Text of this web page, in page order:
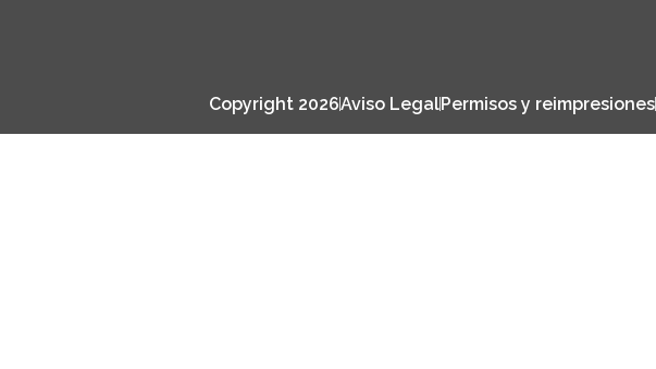
Copyright 2026Aviso LegalPermisos y reimpresiones